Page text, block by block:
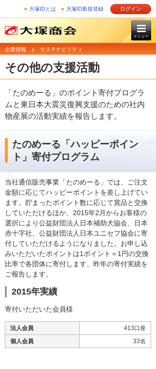
大塚IDとは 大塚ID新規登録 ログイン
メニュー
企業情報 サステナビリティ
その他の支援活動
「たのめーる」のポイント寄付プログラ
ムと東日本大震災復興支援のための社内
物産展の活動実績を報告します。
たのめーる「ハッピーポイン
ト」寄付プログラム
当社通信販売事業「たのめーる」では、ご注文
金額に応じてハッピーポイントを差し上げてい
ます。貯まったポイント数に応じて賞品と交換
していただけるほか、2015年2月からお客様の
選択により公益財団法人日本補助犬協会、日本
赤十字社、公益財団法人日本ユニセフ協会に寄
付していただけるようになりました。お申し込
みいただいたポイントは1ポイント＝1円の交換
比率で各団体に寄付します。昨年の寄付実績を
ご報告します。
2015年実績
寄付いただいた会員様
法人会員
413口座
個人会員
33名